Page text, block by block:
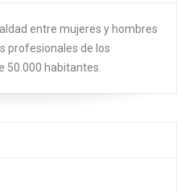
entre mujeres y hombres
profesionales de los
50.000 habitantes.